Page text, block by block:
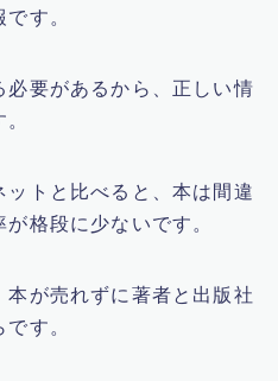
す。
要があるから、正しい情
トと比べると、本は間違
格段に少ないです。
が売れずに著者と出版社
す。